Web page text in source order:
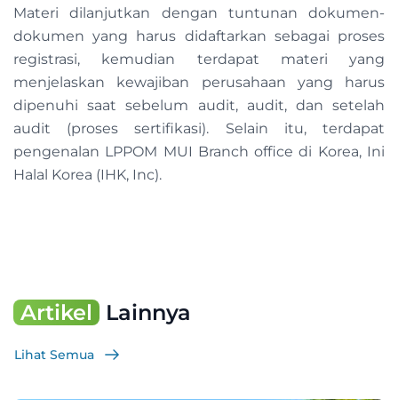
Materi dilanjutkan dengan tuntunan dokumen-
dokumen yang harus didaftarkan sebagai proses
registrasi, kemudian terdapat materi yang
menjelaskan kewajiban perusahaan yang harus
dipenuhi saat sebelum audit, audit, dan setelah
audit (proses sertifikasi). Selain itu, terdapat
pengenalan LPPOM MUI Branch office di Korea, Ini
Halal Korea (IHK, Inc).
Artikel Lainnya
Lihat Semua